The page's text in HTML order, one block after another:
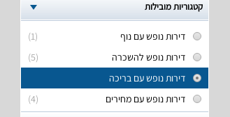
קטגוריות מובילות
(1)
דירות נופש עם נוף
(5)
דירות נופש להשכרה
דירות נופש עם בריכה
(4)
דירות נופש עם מחירים